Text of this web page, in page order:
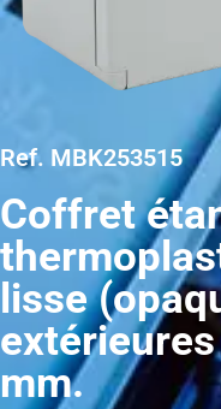
Ref. MBK253515
Coffret
lisse
mm.